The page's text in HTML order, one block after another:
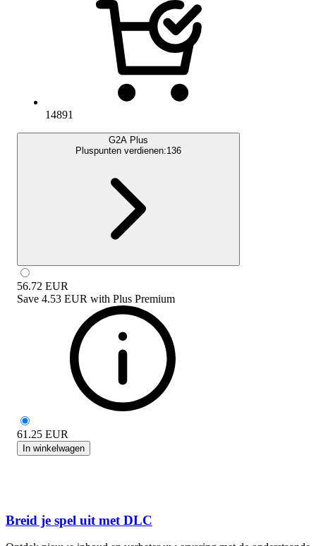
14891
G2A Plus
Pluspunten verdienen:136
56.72 EUR
Save 4.53 EUR with Plus Premium
61.25 EUR
In winkelwagen
Breid je spel uit met DLC